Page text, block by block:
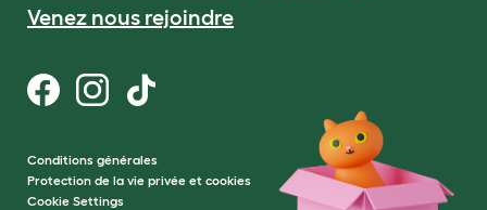
Venez nous rejoindre
Conditions générales
Protection de la vie privée et cookies
Cookie Settings